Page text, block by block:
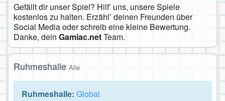
Gefällt dir unser Spiel? Hilf’ uns, unsere Spiele
kostenlos zu halten. Erzähl’ deinen Freunden über
Social Media oder schreib eine kleine Bewertung.
Danke, dein Gamiac.netTeam.
Ruhmeshalle Alle
Ruhmeshalle: Global